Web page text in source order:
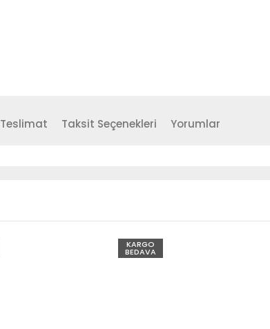
Taksit Seçenekleri Yorumlar
KARGO
BEDAVA